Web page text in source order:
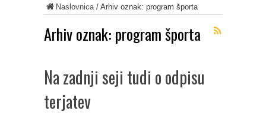
Naslovnica/ Arhiv oznak: program športa
Arhiv oznak: program športa
Na zadnji seji tudi o odpisu
terjatev